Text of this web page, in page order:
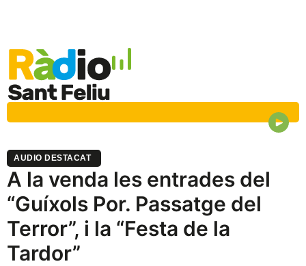
AUDIO DESTACAT
A la venda les entrades del
“Guíxols Por. Passatge del
Terror”, i la “Festa de la
Tardor”